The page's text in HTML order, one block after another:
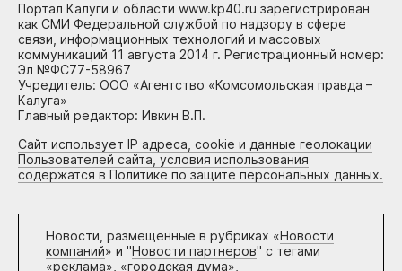
Портал Калуги и области www.kp40.ru зарегистрирован
как СМИ Федеральной службой по надзору в сфере
связи, информационных технологий и массовых
коммуникаций 11 августа 2014 г. Регистрационный номер:
Эл №ФС77-58967
Учредитель: ООО «Агентство «Комсомольская правда –
Калуга»
Главный редактор: Ивкин В.П.
Сайт использует IP адреса, cookie и данные геолокации
Пользователей сайта, условия использования
содержатся в Политике по защите персональных данных.
Новости, размещенные в рубриках «Новости
компаний» и "Новости партнеров" с тегами
«реклама», «городская дума»,